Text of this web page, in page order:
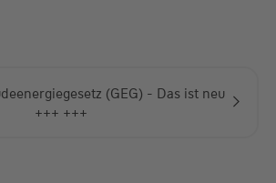
(GEG) - Das ist neu
+++ +++